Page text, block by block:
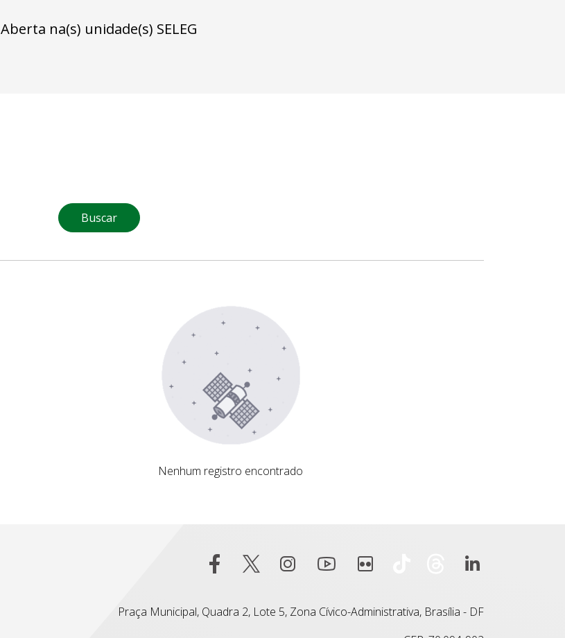
Aberta na(s) unidade(s) SELEG
Buscar
Nenhum registro encontradoNenhum registro encontrado
Praça Municipal, Quadra 2, Lote 5, Zona Cívico-Administrativa, Brasília - DF